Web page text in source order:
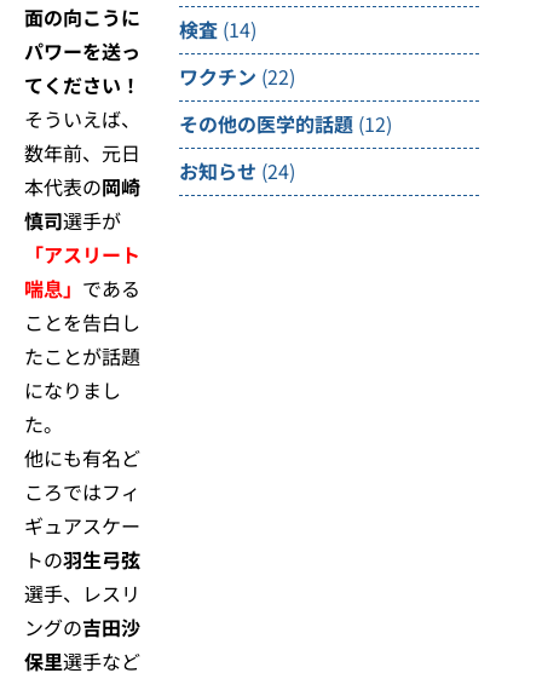
面の向こうに
パワーを送っ
てください！
そういえば、
数年前、元日
本代表の岡崎
慎司選手が
「アスリート
喘息」 である
ことを告白し
たことが話題
になりまし
た。
他にも有名ど
ころではフィ
ギュアスケー
トの羽生弓弦
選手、レスリ
ングの吉田沙
保里選手など
検査 (14)
ワクチン (22)
その他の医学的話題 (12)
お知らせ (24)